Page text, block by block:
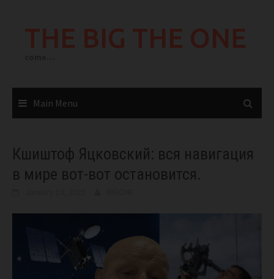
THE BIG THE ONE
Main Menu
Кшиштоф Яцковский: вся навигация
в мире вот-вот остановится.